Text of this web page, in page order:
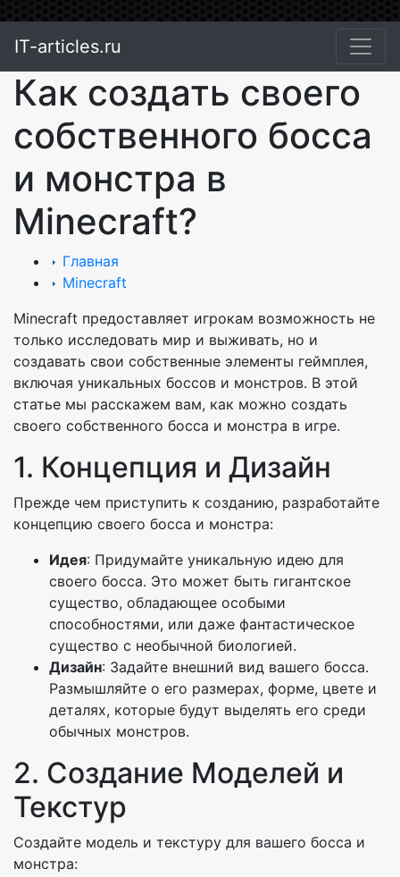
IT-articles.ru
Как создать своего
собственного босса
и монстра в
Minecraft?
Главная
Minecraft
Minecraft предоставляет игрокам возможность не
только исследовать мир и выживать, но и
создавать свои собственные элементы геймплея,
включая уникальных боссов и монстров. В этой
статье мы расскажем вам, как можно создать
своего собственного босса и монстра в игре.
1. Концепция и Дизайн
Прежде чем приступить к созданию, разработайте
концепцию своего босса и монстра:
Идея: Придумайте уникальную идею для
своего босса. Это может быть гигантское
существо, обладающее особыми
способностями, или даже фантастическое
существо с необычной биологией.
Дизайн: Задайте внешний вид вашего босса.
Размышляйте о его размерах, форме, цвете и
деталях, которые будут выделять его среди
обычных монстров.
2. Создание Моделей и
Текстур
Создайте модель и текстуру для вашего босса и
монстра: